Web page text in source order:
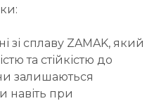
зі сплаву ZAMAK, який
та стійкістю до
залишаються
навіть при